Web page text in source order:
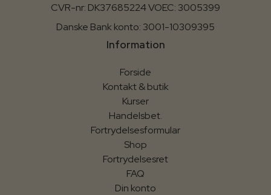
CVR-nr: DK37685224 VOEC: 3005399
Danske Bank konto: 3001-10309395
Information
Forside
Kontakt & butik
Kurser
Handelsbet.
Fortrydelsesformular
Shop
Fortrydelsesret
FAQ
Din konto